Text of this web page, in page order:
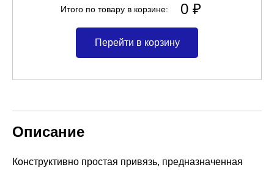
Итого по товару в корзине: 0 ₽
Перейти в корзину
Описание
Конструктивно простая привязь, предназначенная